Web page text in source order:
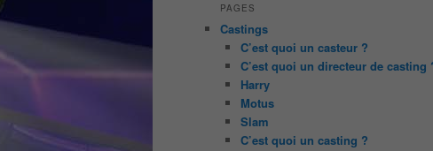
PAGES
Castings
C’est quoi un casteur ?
C’est quoi un directeur de casting
Harry
Motus
Slam
C’est quoi un casting ?